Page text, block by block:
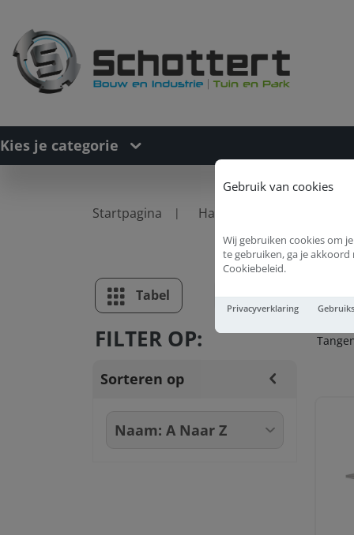
Gebruik van cookies
Wij gebruiken cookies om
te gebruiken, ga je
Cookiebeleid.
Privacyverklaring
Kies je categorie
Startpagina Handgereedschappen
Tabel Lijst
FILTER OP:
Sorteren op